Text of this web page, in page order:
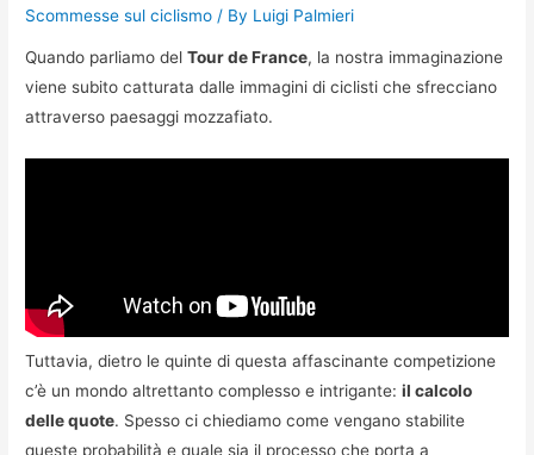
Scommesse sul ciclismo / By Luigi Palmieri
Quando parliamo delTour de France, la nostra immaginazione
viene subito catturata dalle immagini di ciclisti che sfrecciano
attraverso paesaggi mozzafiato.
Tuttavia, dietro le quinte di questa affascinante competizione
c’è un mondo altrettanto complesso e intrigante:il calcolo
delle quote. Spesso ci chiediamo come vengano stabilite
queste probabilità e quale sia il processo che porta a